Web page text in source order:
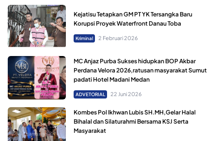
Kejatisu Tetapkan GM PT YK Tersangka Baru
Korupsi Proyek Waterfront Danau Toba
Kriminal 2 Februari 2026
MC Anjaz Purba Sukses hidupkan BOP Akbar
Perdana Velora 2026,ratusan masyarakat Sumut
padati Hotel Madani Medan
ADVETORIAL 22 Juni 2026
Kombes Pol Ikhwan Lubis SH.MH,Gelar Halal
Bihalal dan Silaturahmi Bersama KSJ Serta
Masyarakat